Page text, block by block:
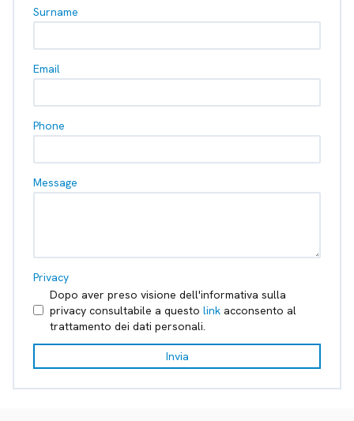
Surname
Email
Phone
Message
Privacy
Dopo aver preso visione dell'informativa sulla
privacy consultabile a questo link acconsento al
trattamento dei dati personali.
Invia